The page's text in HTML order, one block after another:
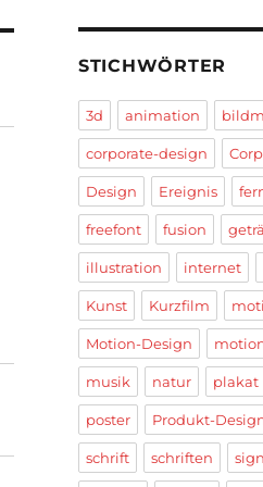
STICHWÖRTER
3d animation
corporate-design
Design Ereignis
freefont fusion
illustration internet
Kunst Kurzfilm
Motion-Design
musik natur plakat
poster Produkt-
schrift schriften